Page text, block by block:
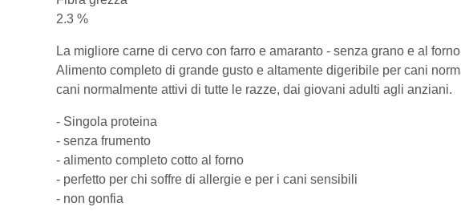
2.3 %
La migliore carne di cervo con farro e amaranto - senza grano e al
Alimento completo di grande gusto e altamente digeribile per cani
cani normalmente attivi di tutte le razze, dai giovani adulti agli anziani.
- Singola proteina
- senza frumento
- alimento completo cotto al forno
- perfetto per chi soffre di allergie e per i cani sensibili
- non gonfia